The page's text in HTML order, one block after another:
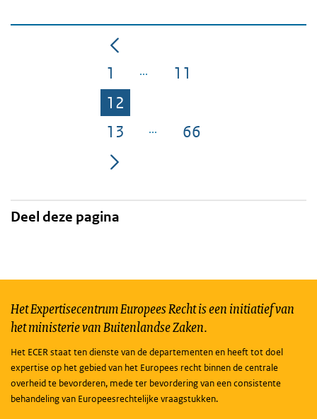
Pagina
1 Pagina
11
Pagina
12
Pagina
13 Pagina
66
Deel deze pagina
Het Expertisecentrum Europees Recht is een initiatief van
het ministerie van Buitenlandse Zaken.
Het ECER staat ten dienste van de departementen en heeft tot doel
expertise op het gebied van het Europees recht binnen de centrale
overheid te bevorderen, mede ter bevordering van een consistente
behandeling van Europeesrechtelijke vraagstukken.